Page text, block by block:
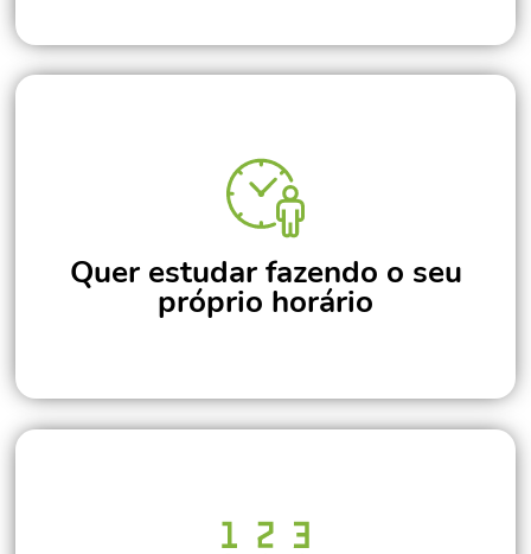
Quer estudar fazendo o seu
próprio horário